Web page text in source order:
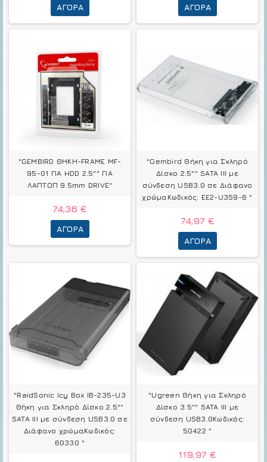
ΑΓΟΡΆ ΑΓΟΡΆ
"GEMBIRD ΘΗΚΗ-FRAME MF-
95-01 ΓΙΑ HDD 2.5"" ΓΙΑ
ΛΑΠΤΟΠ 9.5mm DRIVE"
74,36 €
ΑΓΟΡΆ
"Gembird Θήκη για Σκληρό
Δίσκο 2.5"" SATA III με
σύνδεση USB3.0 σε Διάφανο
χρώμαΚωδικός: EE2-U3S9-6 "
74,97 €
ΑΓΟΡΆ
"RaidSonic Icy Box IB-235-U3
Θήκη για Σκληρό Δίσκο 2.5""
SATA III με σύνδεση USB3.0 σε
Διάφανο χρώμαΚωδικός:
60330 "
"Ugreen Θήκη για Σκληρό
Δίσκο 3.5"" SATA III με
σύνδεση USB3.0Κωδικός:
50422 "
119,97 €